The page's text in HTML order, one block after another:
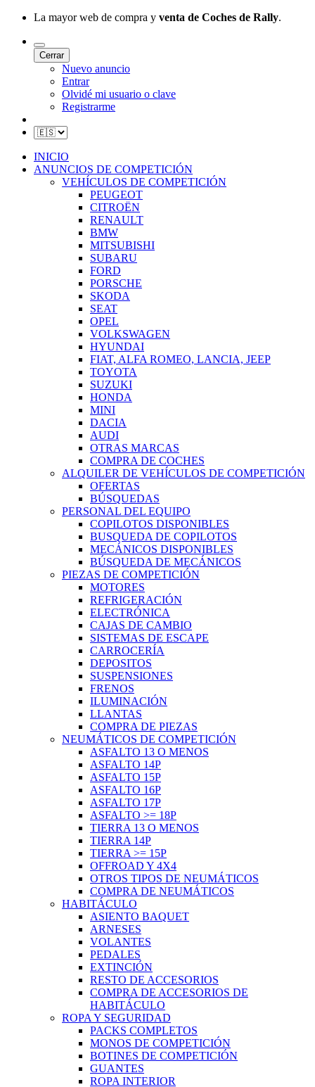
La mayor web de compra y venta de Coches de Rally.
Cerrar
Nuevo anuncio
Entrar
Olvidé mi usuario o clave
Registrarme
INICIO
ANUNCIOS DE COMPETICIÓN
VEHÍCULOS DE COMPETICIÓN
PEUGEOT
CITROËN
RENAULT
BMW
MITSUBISHI
SUBARU
FORD
PORSCHE
SKODA
SEAT
OPEL
VOLKSWAGEN
HYUNDAI
FIAT, ALFA ROMEO, LANCIA, JEEP
TOYOTA
SUZUKI
HONDA
MINI
DACIA
AUDI
OTRAS MARCAS
COMPRA DE COCHES
ALQUILER DE VEHÍCULOS DE COMPETICIÓN
OFERTAS
BÚSQUEDAS
PERSONAL DEL EQUIPO
COPILOTOS DISPONIBLES
BUSQUEDA DE COPILOTOS
MECÁNICOS DISPONIBLES
BÚSQUEDA DE MECÁNICOS
PIEZAS DE COMPETICIÓN
MOTORES
REFRIGERACIÓN
ELECTRÓNICA
CAJAS DE CAMBIO
SISTEMAS DE ESCAPE
CARROCERÍA
DEPOSITOS
SUSPENSIONES
FRENOS
ILUMINACIÓN
LLANTAS
COMPRA DE PIEZAS
NEUMÁTICOS DE COMPETICIÓN
ASFALTO 13 O MENOS
ASFALTO 14P
ASFALTO 15P
ASFALTO 16P
ASFALTO 17P
ASFALTO >= 18P
TIERRA 13 O MENOS
TIERRA 14P
TIERRA >= 15P
OFFROAD Y 4X4
OTROS TIPOS DE NEUMÁTICOS
COMPRA DE NEUMÁTICOS
HABITÁCULO
ASIENTO BAQUET
ARNESES
VOLANTES
PEDALES
EXTINCIÓN
RESTO DE ACCESORIOS
COMPRA DE ACCESORIOS DE
HABITÁCULO
ROPA Y SEGURIDAD
PACKS COMPLETOS
MONOS DE COMPETICIÓN
BOTINES DE COMPETICIÓN
GUANTES
ROPA INTERIOR